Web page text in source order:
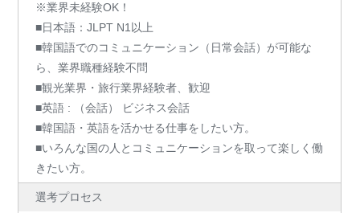
※業界未経験OK！
■日本語：JLPT N1以上
■韓国語でのコミュニケーション（日常会話）が可能な
ら、業界職種経験不問
■観光業界・旅行業界経験者、歓迎
■英語 : （会話） ビジネス会話
■韓国語・英語を活かせる仕事をしたい方。
■いろんな国の人とコミュニケーションを取って楽しく働
きたい方。
選考プロセス